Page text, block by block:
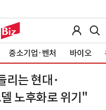
중소기업·벤처 바이오
리는 현대·
노후화로 위기"